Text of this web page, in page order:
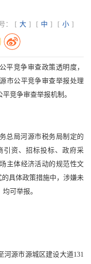
： [ 大 ] [ 中 ] [ 小 ]
平竞争审查政策透明度，
市公平竞争审查举报处理
竞争审查举报机制。
总局河源市税务局制定的
引资、招标投标、政府采
主体经济活动的规范性文
具体政策措施中，涉嫌未
可举报。
河源市源城区建设大道131